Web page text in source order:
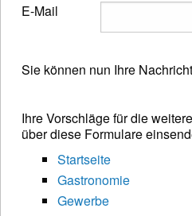
E-Mail
Sie können nun Ihre
Ihre Vorschläge für die
über diese Formulare
Startseite
Gastronomie
Gewerbe